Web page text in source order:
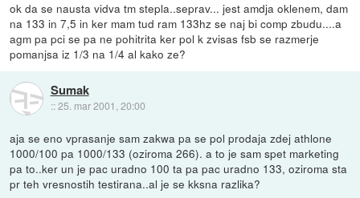
ok da se nausta vidva tm stepla..seprav... jest amdja oklenem, dam
na 133 in 7,5 in ker mam tud ram 133hz se naj bi comp zbudu....a
agm pa pci se pa ne pohitrita ker pol k zvisas fsb se razmerje
pomanjsa iz 1/3 na 1/4 al kako ze?
Sumak
::25. mar 2001, 20:00
aja se eno vprasanje sam zakwa pa se pol prodaja zdej athlone
1000/100 pa 1000/133 (oziroma 266). a to je sam spet marketing
pa to..ker un je pac uradno 100 ta pa pac uradno 133, oziroma sta
pr teh vresnostih testirana..al je se kksna razlika?